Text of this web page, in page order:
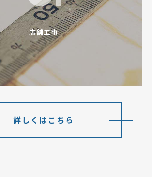
店舗工事
詳しくはこちら